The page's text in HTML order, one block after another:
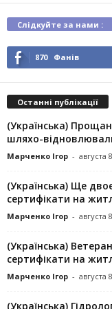
Слідкуйте за нами :
870 Фанів
Останні публікації
(Українська)
шляхо-
Марченко Ігор - августа
(Українська) Ще
сертифікати на
Марченко Ігор - августа
(Українська)
сертифікати на
Марченко Ігор - августа
(Українська)